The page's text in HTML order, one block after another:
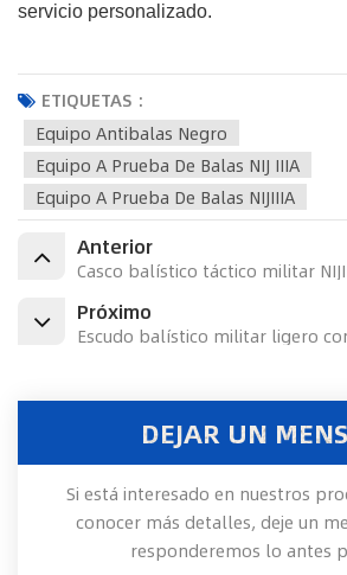
servicio personalizado.
ETIQUETAS :
Equipo Antibalas Negro
Equipo A Prueba De Balas NIJ IIIA
Equipo A Prueba De Balas NIJIIIA
Anterior
Casco balístico táctico militar
Próximo
Escudo balístico militar ligero
DEJAR UN
Si está interesado en nuestros
conocer más detalles, deje un
responderemos lo antes